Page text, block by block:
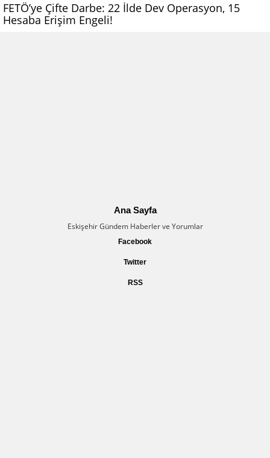
FETÖ’ye Çifte Darbe: 22 İlde Dev Operasyon, 15
Hesaba Erişim Engeli!
Ana Sayfa
Eskişehir Gündem Haberler ve Yorumlar
Facebook
Twitter
RSS